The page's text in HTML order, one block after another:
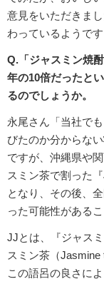
意見をいただきま
わっているようです
Q.「ジャスミン焼
年の10倍だったと
るのでしょうか。
永尾さん「当社で
びたのか分からな
ですが、沖縄県や
スミン茶で割った
となり、その後、
った可能性がある
JJとは、『ジャス
スミン茶（Jasmine
この語呂の良さに